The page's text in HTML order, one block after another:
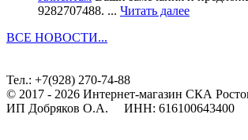
9282707488. ... Читать далее
ВСЕ НОВОСТИ...
Тел.: +7(928) 270-74-88
© 2017 - 2026 Интернет-магазин СКА
ИП Добряков О.А. ИНН: 616100643400